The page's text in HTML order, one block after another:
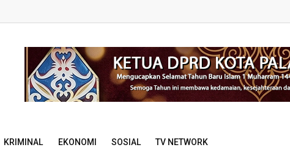
KRIMINAL EKONOMI SOSIAL TV NETWORK